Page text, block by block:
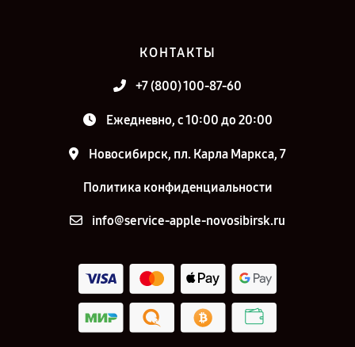
КОНТАКТЫ
+7 (800) 100-87-60
Ежедневно, с 10:00 до 20:00
Новосибирск, пл. Карла Маркса, 7
Политика конфиденциальности
info@service-apple-novosibirsk.ru